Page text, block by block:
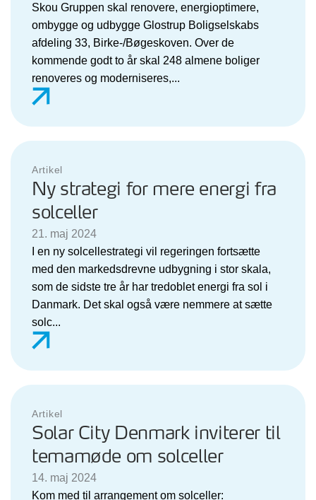
Skou Gruppen skal renovere, energioptimere,
ombygge og udbygge Glostrup Boligselskabs
afdeling 33, Birke-/Bøgeskoven. Over de
kommende godt to år skal 248 almene boliger
renoveres og moderniseres,...
Artikel
Ny strategi for mere energi fra
solceller
21. maj 2024
I en ny solcellestrategi vil regeringen fortsætte
med den markedsdrevne udbygning i stor skala,
som de sidste tre år har tredoblet energi fra sol i
Danmark. Det skal også være nemmere at sætte
solc...
Artikel
Solar City Denmark inviterer til
temamøde om solceller
14. maj 2024
Kom med til arrangement om solceller: